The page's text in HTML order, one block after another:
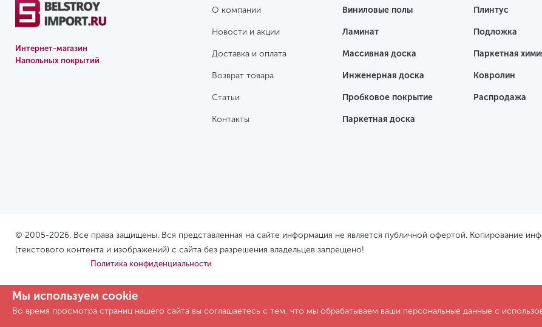
Интернет-магазин
Напольных покрытий
О компании
Новости и акции
Доставка и оплата
Возврат товара
Статьи
Контакты
Виниловые полы
Ламинат
Массивная доска
Инженерная доска
Пробковое покрытие
Паркетная доска
Плинтус
Подложка
Паркетная
Ковролин
Распродажа
© 2005-2026. Все права защищены. Вся представленная на сайте информация не является публичной офертой. Копирование
(текстового контента и изображений) с сайта без разрешения владельцев запрещено!
Политика конфиденциальности
Мы используем cookie
Во время просмотра страниц нашего сайта вы соглашаетесь с тем, что мы обрабатываем ваши персональные данные с